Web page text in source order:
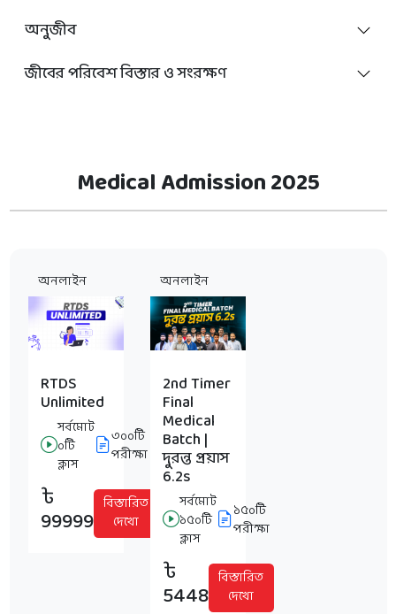
অনুজীব
জীবের পরিবেশ বিস্তার ও সংরক্ষণ
Medical Admission 2025
অনলাইন
RTDS
Unlimited
সর্বমোট
০টি
ক্লাস
৩০০টি
পরীক্ষা
৳
99999
বিস্তারিত
দেখো
অনলাইন
2nd Timer
Final
Medical
Batch |
দুরন্ত প্রয়াস
6.2s
সর্বমোট
১৫০টি
ক্লাস
১৫০টি
পরীক্ষা
৳
5448
বিস্তারিত
দেখো